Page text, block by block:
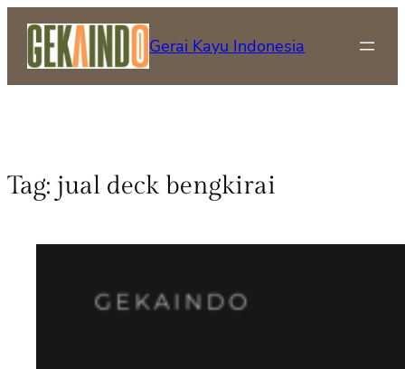
Gerai Kayu Indonesia
Tag: jual deck bengkirai